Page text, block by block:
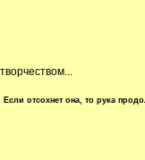
отсохнет она, то рука